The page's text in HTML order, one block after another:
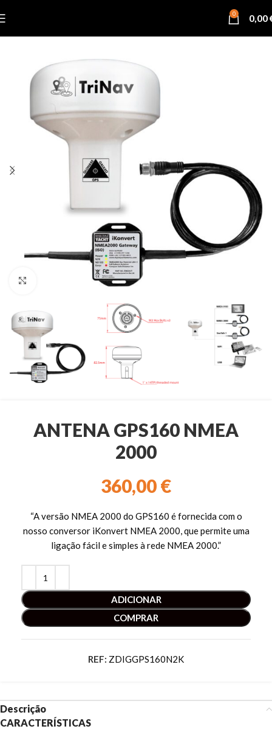
0 0,00
Clique para ampliar
ANTENA GPS160 NMEA
2000
360,00€
“A versão NMEA 2000 do GPS160 é fornecida com o
nosso conversor iKonvert NMEA 2000, que permite uma
ligação fácil e simples à rede NMEA 2000.”
ADICIONAR
COMPRAR
REF: ZDIGGPS160N2K
Descrição
CARACTERÍSTICAS